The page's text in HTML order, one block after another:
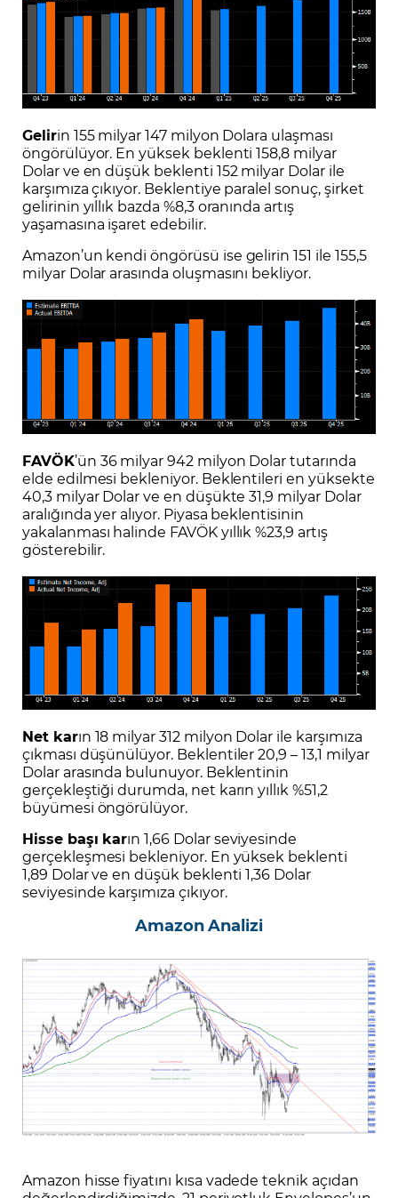
Gelirin 155 milyar 147 milyon Dolara ulaşması
öngörülüyor. En yüksek beklenti 158,8 milyar
Dolar ve en düşük beklenti 152 milyar Dolar ile
karşımıza çıkıyor. Beklentiye paralel sonuç, şirket
gelirinin yıllık bazda %8,3 oranında artış
yaşamasına işaret edebilir.
Amazon’un kendi öngörüsü ise gelirin 151 ile 155,5
milyar Dolar arasında oluşmasını bekliyor.
FAVÖK’ün 36 milyar 942 milyon Dolar tutarında
elde edilmesi bekleniyor. Beklentileri en yüksekte
40,3 milyar Dolar ve en düşükte 31,9 milyar Dolar
aralığında yer alıyor. Piyasa beklentisinin
yakalanması halinde FAVÖK yıllık %23,9 artış
gösterebilir.
Net karın 18 milyar 312 milyon Dolar ile karşımıza
çıkması düşünülüyor. Beklentiler 20,9 – 13,1 milyar
Dolar arasında bulunuyor. Beklentinin
gerçekleştiği durumda, net karın yıllık %51,2
büyümesi öngörülüyor.
Hisse başı karın 1,66 Dolar seviyesinde
gerçekleşmesi bekleniyor. En yüksek beklenti
1,89 Dolar ve en düşük beklenti 1,36 Dolar
seviyesinde karşımıza çıkıyor.
Amazon Analizi
Amazon hisse fiyatını kısa vadede teknik açıdan